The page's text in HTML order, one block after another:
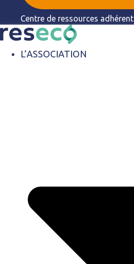
Centre de ressources adhérent
L’ASSOCIATION